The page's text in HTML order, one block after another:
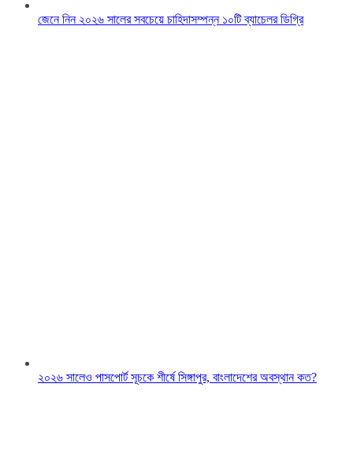
জেনে নিন ২০২৬ সালের সবচেয়ে চাহিদাসম্পন্ন ১০টি ব্যাচেলর ডিগ্রি
২০২৬ সালেও পাসপোর্ট সূচকে শীর্ষে সিঙ্গাপুর, বাংলাদেশের অবস্থান কত?